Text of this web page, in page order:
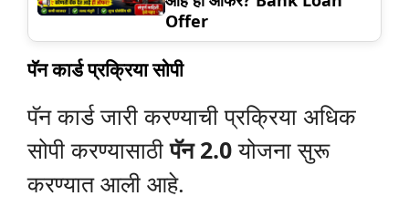
Offer
पॅन कार्ड प्रक्रिया सोपी
पॅन कार्ड जारी करण्याची प्रक्रिया अधिक
सोपी करण्यासाठीपॅन 2.0योजना सुरू
करण्यात आली आहे.